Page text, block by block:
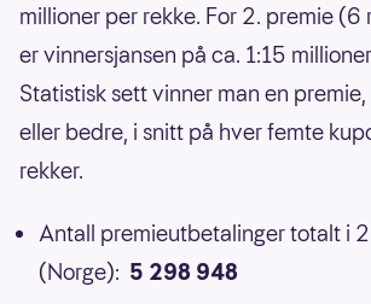
millioner per rekke. For 2. premie
er vinnersjansen på ca. 1:15
Statistisk sett vinner man en
eller bedre, i snitt på hver femte
rekker.
Antall premieutbetalinger totalt i
(Norge): 5 298 948